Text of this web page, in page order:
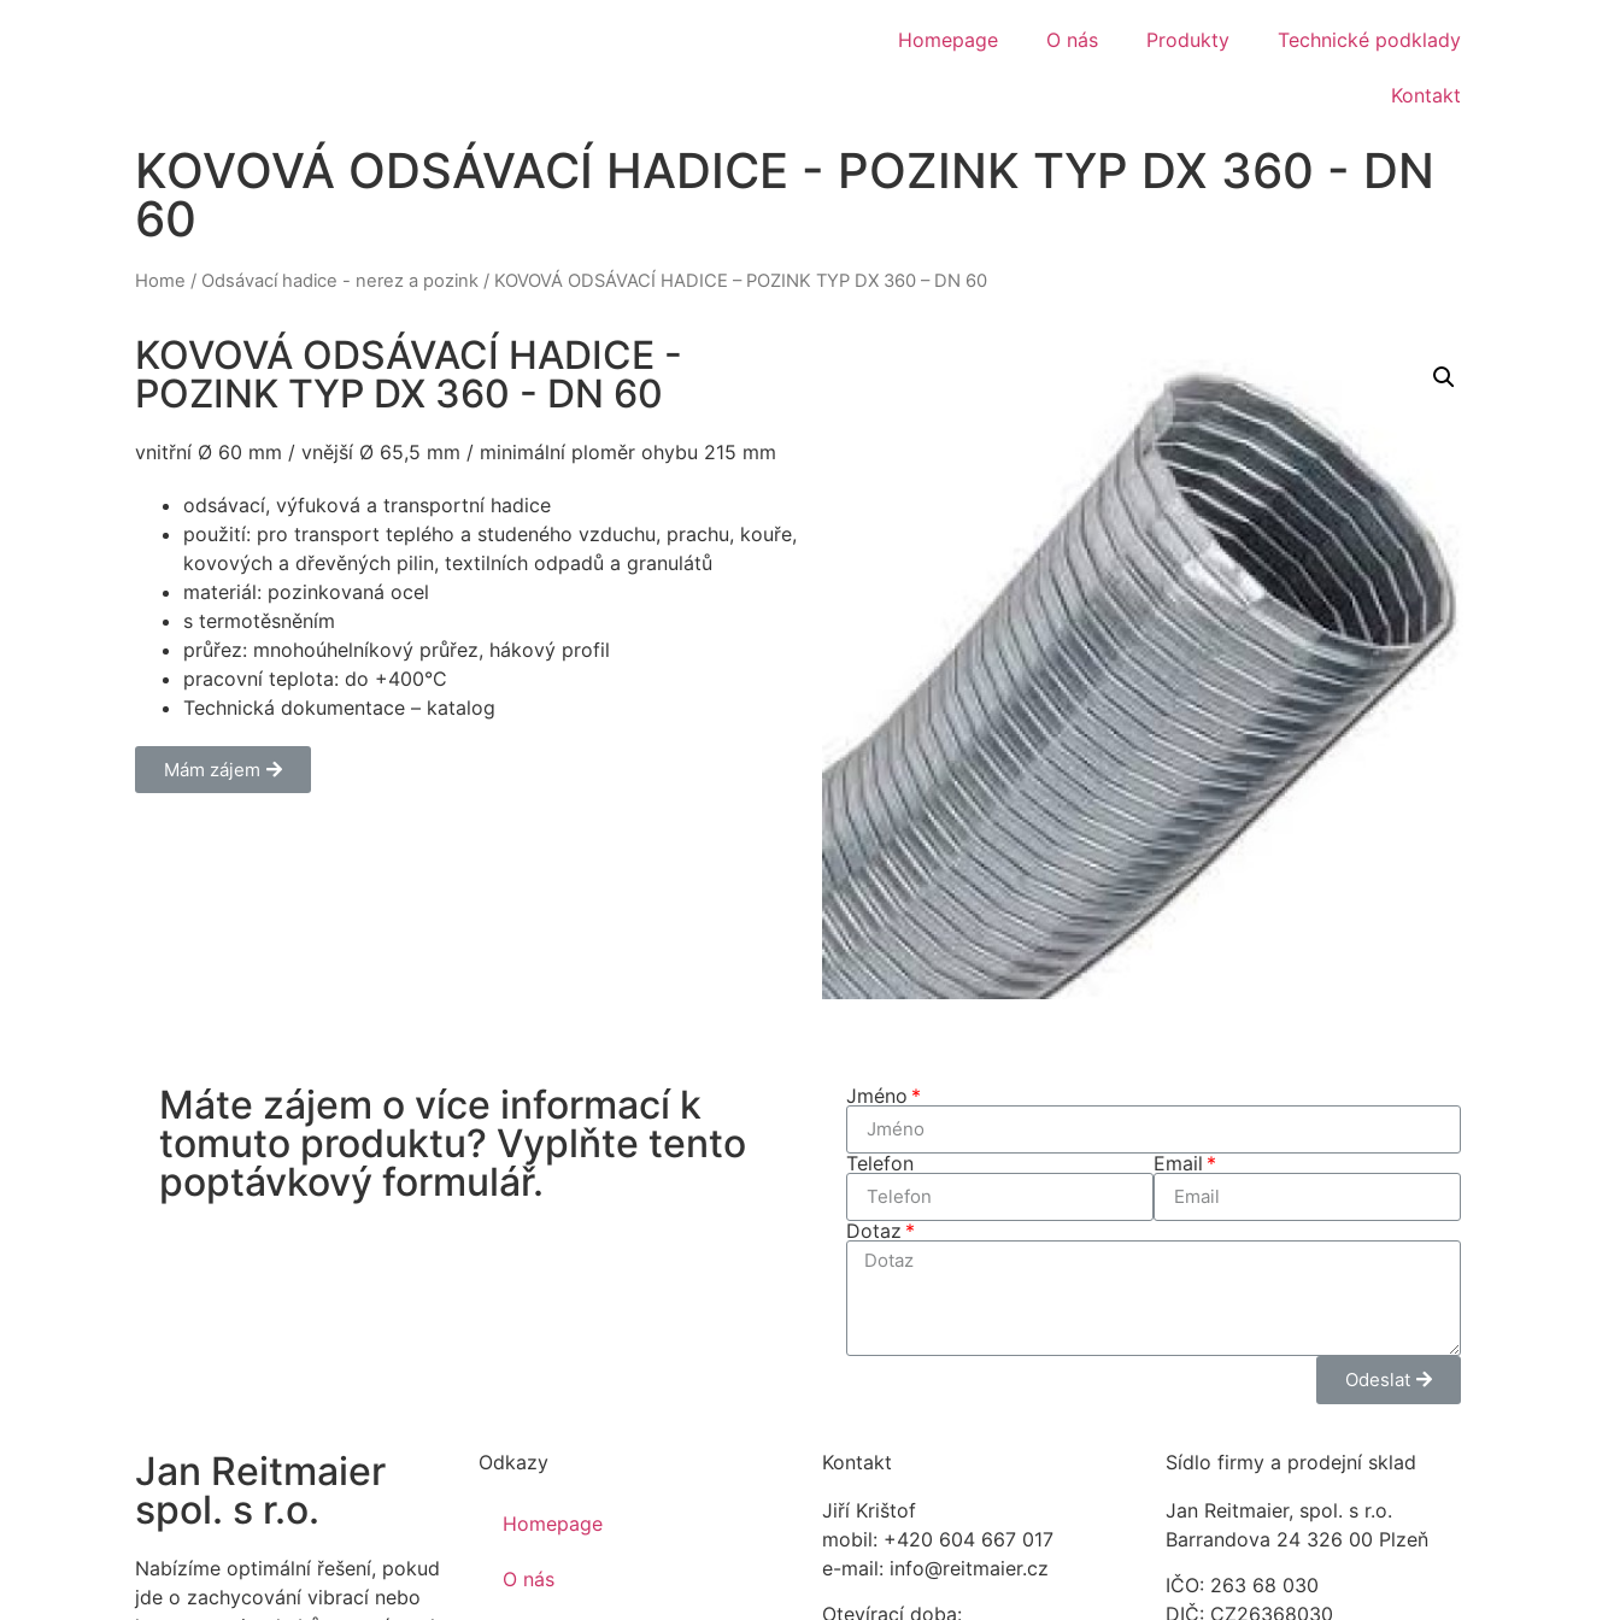
Homepage O nás Produkty Technické podklady
Kontakt
KOVOVÁ ODSÁVACÍ HADICE - POZINK TYP DX 360 - DN
60
Home / Odsávací hadice - nerez a pozink / KOVOVÁ ODSÁVACÍ HADICE – POZINK TYP DX 360 – DN 60
KOVOVÁ ODSÁVACÍ HADICE -
POZINK TYP DX 360 - DN 60
vnitřní Ø 60 mm / vnější Ø 65,5 mm / minimální ploměr ohybu 215 mm
odsávací, výfuková a transportní hadice
použití: pro transport teplého a studeného vzduchu, prachu, kouře,
kovových a dřevěných pilin, textilních odpadů a granulátů
materiál: pozinkovaná ocel
s termotěsněním
průřez: mnohoúhelníkový průřez, hákový profil
pracovní teplota: do +400°C
Technická dokumentace – katalog
Mám zájem
Máte zájem o více informací k
tomuto produktu? Vyplňte tento
poptávkový formulář.
Jméno
Telefon Email
Dotaz
Odeslat
Jan Reitmaier
spol. s r.o.
Nabízíme optimální řešení, pokud
jde o zachycování vibrací nebo
Odkazy
Homepage
O nás
Kontakt
Jiří Krištof
mobil: +420 604 667 017
e-mail: info@reitmaier.cz
Otevírací doba:
Sídlo firmy a prodejní sklad
Jan Reitmaier, spol. s r.o.
Barrandova 24 326 00 Plzeň
IČO: 263 68 030
DIČ: CZ26368030